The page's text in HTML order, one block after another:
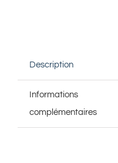
Description
Informations
complémentaires